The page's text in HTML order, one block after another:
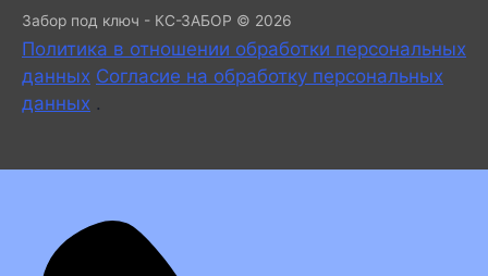
Забор под ключ - КС-ЗАБОР © 2026
Политика в отношении обработки персональных
данных Согласие на обработку персональных
данных .